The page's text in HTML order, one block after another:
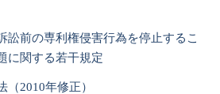
訟前の専利権侵害行為を停止するこ
に関する若干規定
2010年修正）